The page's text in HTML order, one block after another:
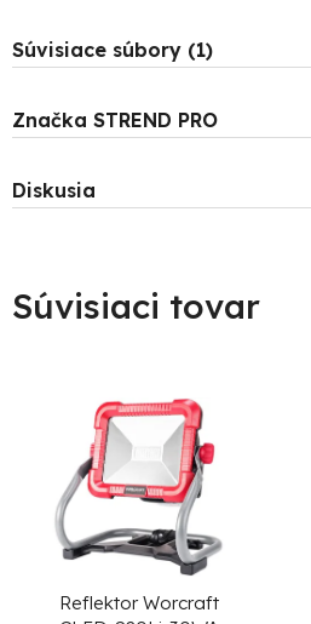
Súvisiace súbory (1)
Značka STREND PRO
Diskusia
Súvisiaci tovar
Reflektor Worcraft